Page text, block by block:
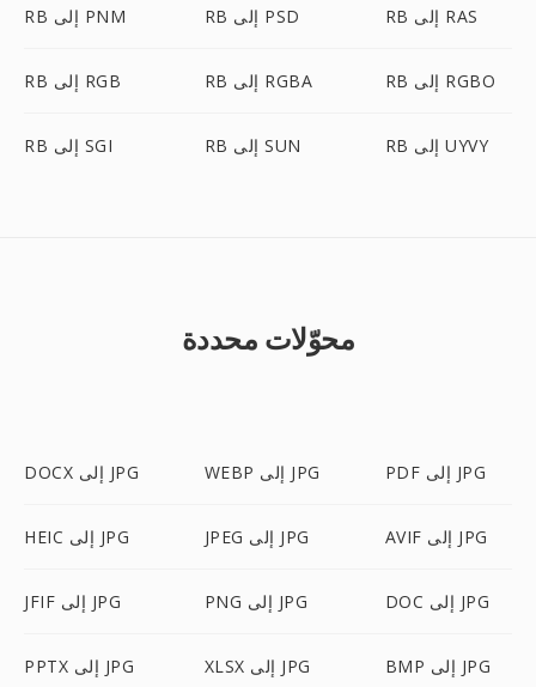
RB إلى PNM RB إلى PSD RB إلى RAS
RB إلى RGB RB إلى RGBA RB إلى RGBO
RB إلى SGI RB إلى SUN RB إلى UYVY
محوّلات محددة
DOCX إلى JPG WEBP إلى JPG PDF إلى JPG
HEIC إلى JPG JPEG إلى JPG AVIF إلى JPG
JFIF إلى JPG PNG إلى JPG DOC إلى JPG
PPTX إلى JPG XLSX إلى JPG BMP إلى JPG